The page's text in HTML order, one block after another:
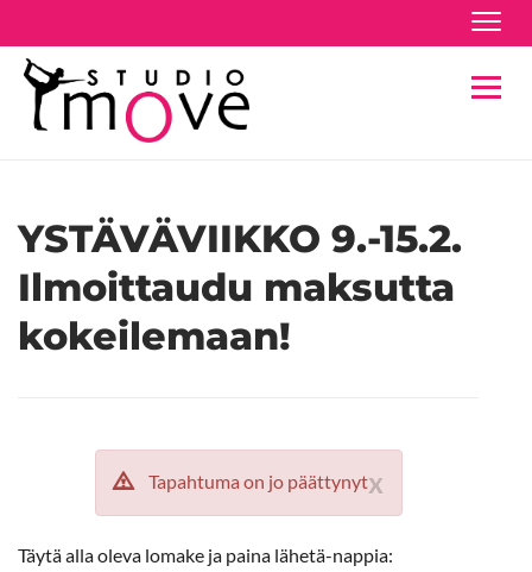
YSTÄVÄVIIKKO 9.-15.2.
Ilmoittaudu maksutta
kokeilemaan!
x
Tapahtuma on jo päättynyt
Täytä alla oleva lomake ja paina lähetä-nappia: